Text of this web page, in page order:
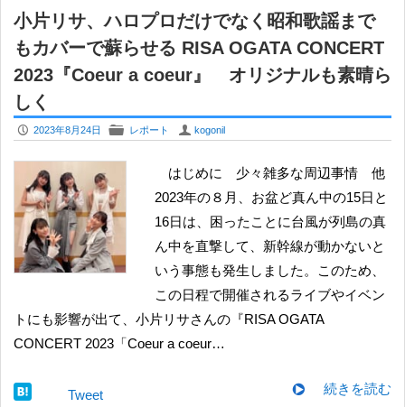
小片リサ、ハロプロだけでなく昭和歌謡まで
もカバーで蘇らせる RISA OGATA CONCERT
2023『Coeur a coeur』 オリジナルも素晴ら
しく
P 2023年8月24日 F レポート U kogonil
はじめに 少々雑多な周辺事情 他
2023年の８月、お盆ど真ん中の15日と
16日は、困ったことに台風が列島の真
ん中を直撃して、新幹線が動かないと
いう事態も発生しました。このため、
この日程で開催されるライブやイベン
トにも影響が出て、小片リサさんの『RISA OGATA
CONCERT 2023「Coeur a coeur…
続きを読む
Tweet